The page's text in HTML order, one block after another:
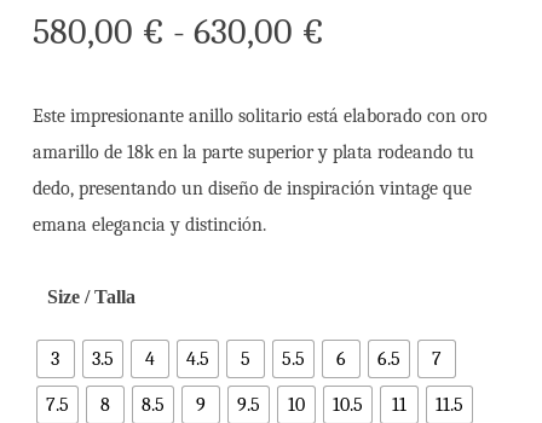
580,00 € - 630,00 €
precios:
desde
580,00 €
Este impresionante anillo solitario está elaborado con oro
amarillo de 18k en la parte superior y plata rodeando tu
dedo, presentando un diseño de inspiración vintage que
emana elegancia y distinción.
Size / Talla
3 3.5 4 4.5 5 5.5 6 6.5 7
7.5 8 8.5 9 9.5 10 10.5 11 11.5